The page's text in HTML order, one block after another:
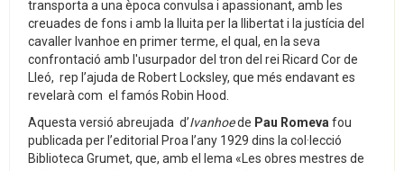
transporta a una època convulsa i apassionant, amb les
creuades de fons i amb la lluita per la llibertat i la justícia del
cavaller Ivanhoe en primer terme, el qual, en la seva
confrontació amb l'usurpador del tron del rei Ricard Cor de
Lleó, rep l’ajuda de Robert Locksley, que més endavant es
revelarà com el famós Robin Hood.
Aquesta versió abreujada d’Ivanhoede Pau Romeva fou
publicada per l’editorial Proa l’any 1929 dins la col·lecció
Biblioteca Grumet, que, amb el lema «Les obres mestres de